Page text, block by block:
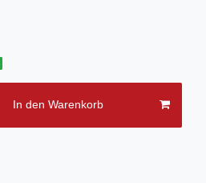
In den Warenkorb